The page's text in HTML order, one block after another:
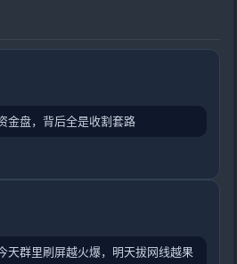
金盘，背后全是收割套路
群里刷屏越火爆，明天拔网线越果